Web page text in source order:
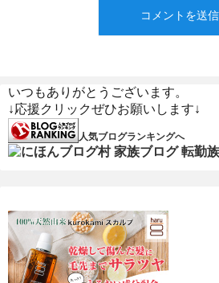
いつもありがとうございます。
↓応援クリックぜひお願いします↓
人気ブログランキングへ